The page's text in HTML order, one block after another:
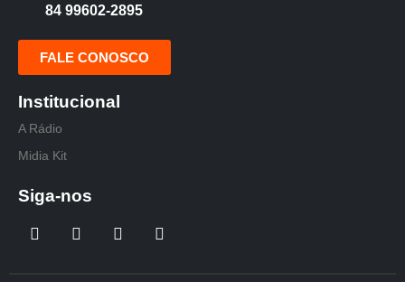
84 99602-2895
FALE CONOSCO
Institucional
A Rádio
Midia Kit
Siga-nos